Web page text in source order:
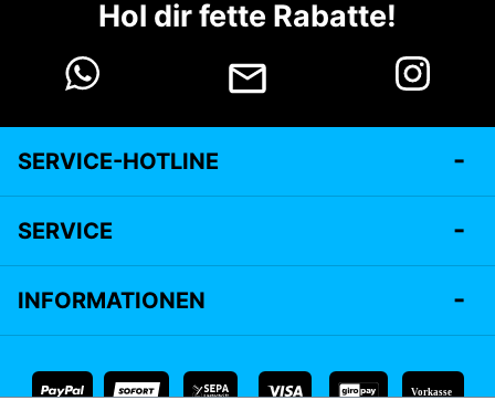
Hol dir fette Rabatte!
SERVICE-HOTLINE
SERVICE
INFORMATIONEN
Vorkasse